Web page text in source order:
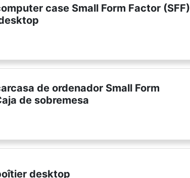
case Small Form Factor (SFF)
de ordenador Small Form
de sobremesa
desktop